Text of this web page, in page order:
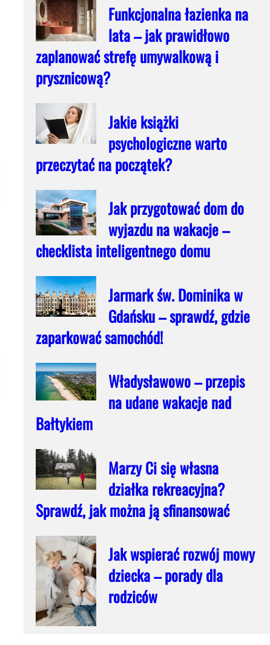
Funkcjonalna łazienka na
lata – jak prawidłowo
zaplanować strefę umywalkową i
prysznicową?
Jakie książki
psychologiczne warto
przeczytać na początek?
Jak przygotować dom do
wyjazdu na wakacje –
checklista inteligentnego domu
Jarmark św. Dominika w
Gdańsku – sprawdź, gdzie
zaparkować samochód!
Władysławowo – przepis
na udane wakacje nad
Bałtykiem
Marzy Ci się własna
działka rekreacyjna?
Sprawdź, jak można ją sfinansować
Jak wspierać rozwój mowy
dziecka – porady dla
rodziców